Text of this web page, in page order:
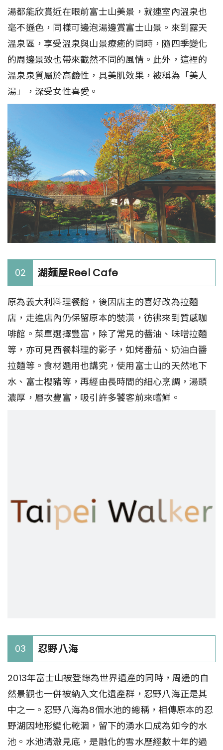
湯都能欣賞近在眼前富士山美景，就連室內溫泉也
毫不遜色，同樣可邊泡湯邊賞富士山景。來到露天
溫泉區，享受溫泉與山景療癒的同時，隨四季變化
的周邊景致也帶來截然不同的風情。此外，這裡的
溫泉泉質屬於高鹼性，具美肌效果，被稱為「美人
湯」，深受女性喜愛。
02 湖麺屋Reel Cafe
原為義大利料理餐館，後因店主的喜好改為拉麵
店，走進店內仍保留原本的裝潢，彷彿來到質感咖
啡館。菜單選擇豐富，除了常見的醬油、味噌拉麵
等，亦可見西餐料理的影子，如烤番茄、奶油白醬
拉麵等。食材選用也講究，使用富士山的天然地下
水、富士櫻豬等，再經由長時間的細心烹調，湯頭
濃厚，層次豐富，吸引許多饕客前來嚐鮮。
03 忍野八海
2013年富士山被登錄為世界遺產的同時，周邊的自
然景觀也一併被納入文化遺產群，忍野八海正是其
中之一。忍野八海為8個水池的總稱，相傳原本的忍
野湖因地形變化乾涸，留下的湧水口成為如今的水
池。水池清澈見底，是融化的雪水歷經數十年的過